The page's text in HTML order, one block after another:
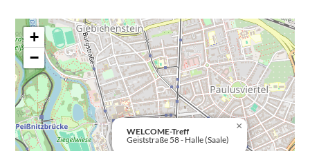
WELCOME-Treff
Geiststraße 58 - Halle (Saale)
×
+
−